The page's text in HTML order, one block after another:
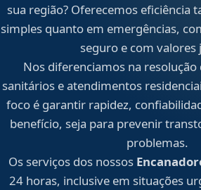
sua região? Oferecemos eficiência
simples quanto em emergências,
seguro e com valores
Nos diferenciamos na
sanitários e atendimentos
foco é garantir rapidez,
benefício, seja para prevenir
problemas.
Os serviços dos nossos
24 horas, inclusive em situações